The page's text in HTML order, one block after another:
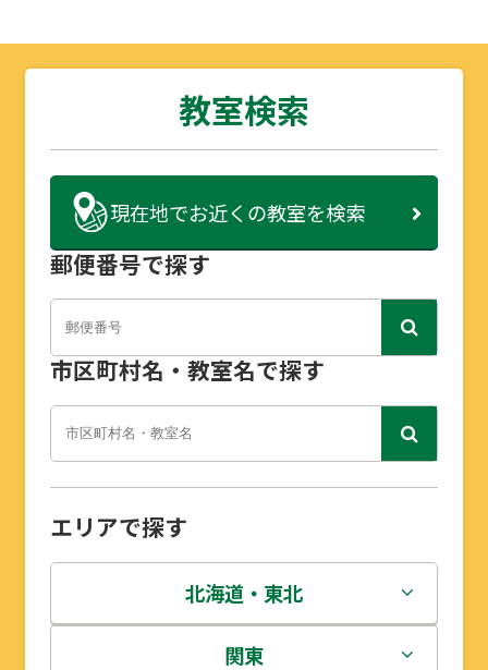
教室検索
現在地でお近くの教室を検索
郵便番号で探す
市区町村名・教室名で探す
エリアで探す
北海道・東北
北海道
関東